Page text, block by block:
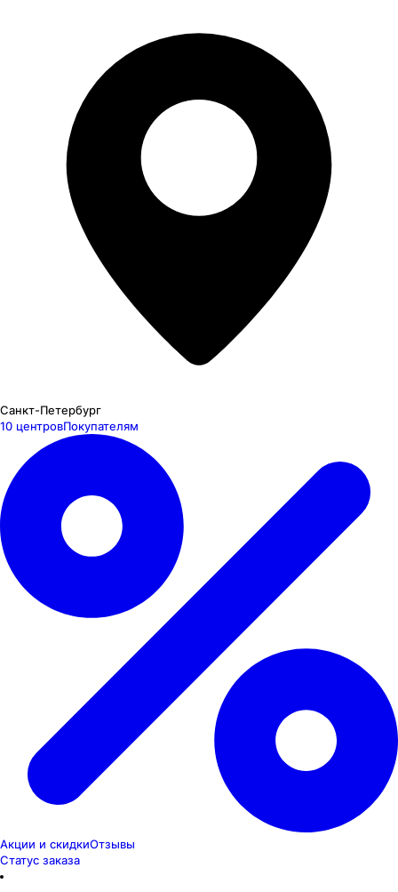
Санкт-Петербург
10 центровПокупателям
Акции и скидкиОтзывы
Статус заказа